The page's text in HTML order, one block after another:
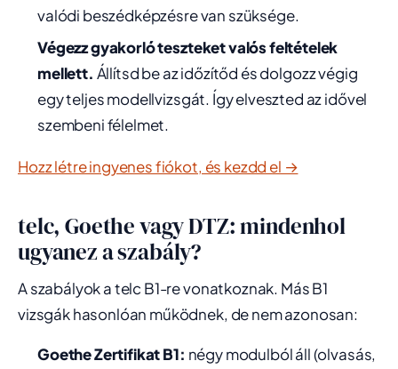
valódi beszédképzésre van szüksége.
Végezz gyakorló teszteket valós feltételek
mellett. Állítsd be az időzítőd és dolgozz végig
egy teljes modellvizsgát. Így elveszted az idővel
szembeni félelmet.
Hozz létre ingyenes fiókot, és kezdd el →
telc, Goethe vagy DTZ: mindenhol
ugyanez a szabály?
A szabályok a telc B1-re vonatkoznak. Más B1
vizsgák hasonlóan működnek, de nem azonosan:
Goethe Zertifikat B1: négy modulból áll (olvasás,